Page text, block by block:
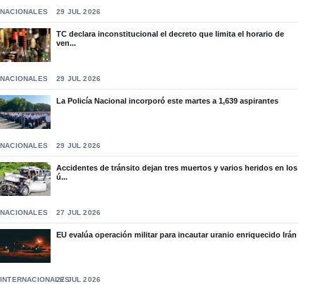
NACIONALES 29 JUL 2026
TC declara inconstitucional el decreto que limita el horario de
ven...
NACIONALES 29 JUL 2026
La Policía Nacional incorporó este martes a 1,639 aspirantes
NACIONALES 29 JUL 2026
Accidentes de tránsito dejan tres muertos y varios heridos en los
ú...
NACIONALES 27 JUL 2026
EU evalúa operación militar para incautar uranio enriquecido Irán
INTERNACIONALES27 JUL 2026